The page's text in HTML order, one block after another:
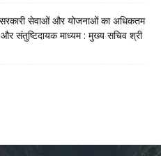
सरकारी सेवाओं और योजनाओं का अधिकतम
और संतुष्टिदायक माध्यम : मुख्य सचिव श्री